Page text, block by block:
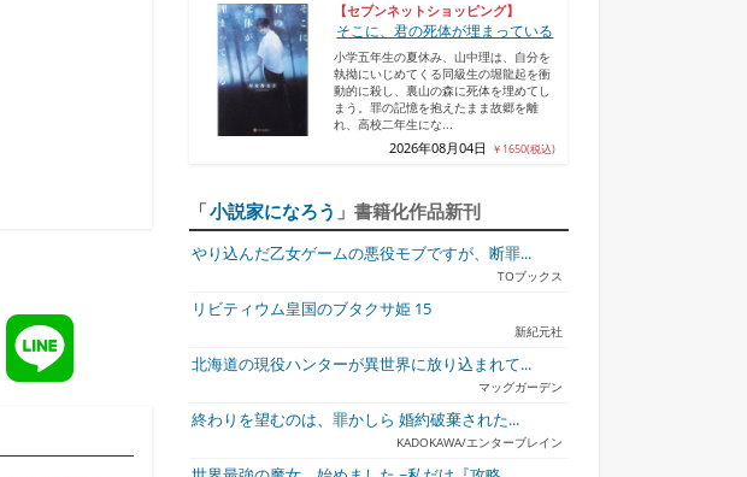
【セブンネットショッピング】
そこに、君の死体が埋まっている
小学五年生の夏休み、山中理は、自分を
執拗にいじめてくる同級生の堀龍起を衝
動的に殺し、裏山の森に死体を埋めてし
まう。罪の記憶を抱えたまま故郷を離
れ、高校二年生にな...
2026年08月04日 ￥1650(税込)
「小説家になろう 」書籍化作品新刊
やり込んだ乙女ゲームの悪役モブですが、断罪...
TOブックス
リビティウム皇国のブタクサ姫 15
新紀元社
北海道の現役ハンターが異世界に放り込まれて...
マッグガーデン
終わりを望むのは、罪かしら 婚約破棄された...
KADOKAWA/エンターブレイン